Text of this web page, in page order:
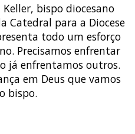
bispo diocesano
Catedral para a Diocese
todo um esforço
Precisamos enfrentar
já enfrentamos outros.
em Deus que vamos
bispo.